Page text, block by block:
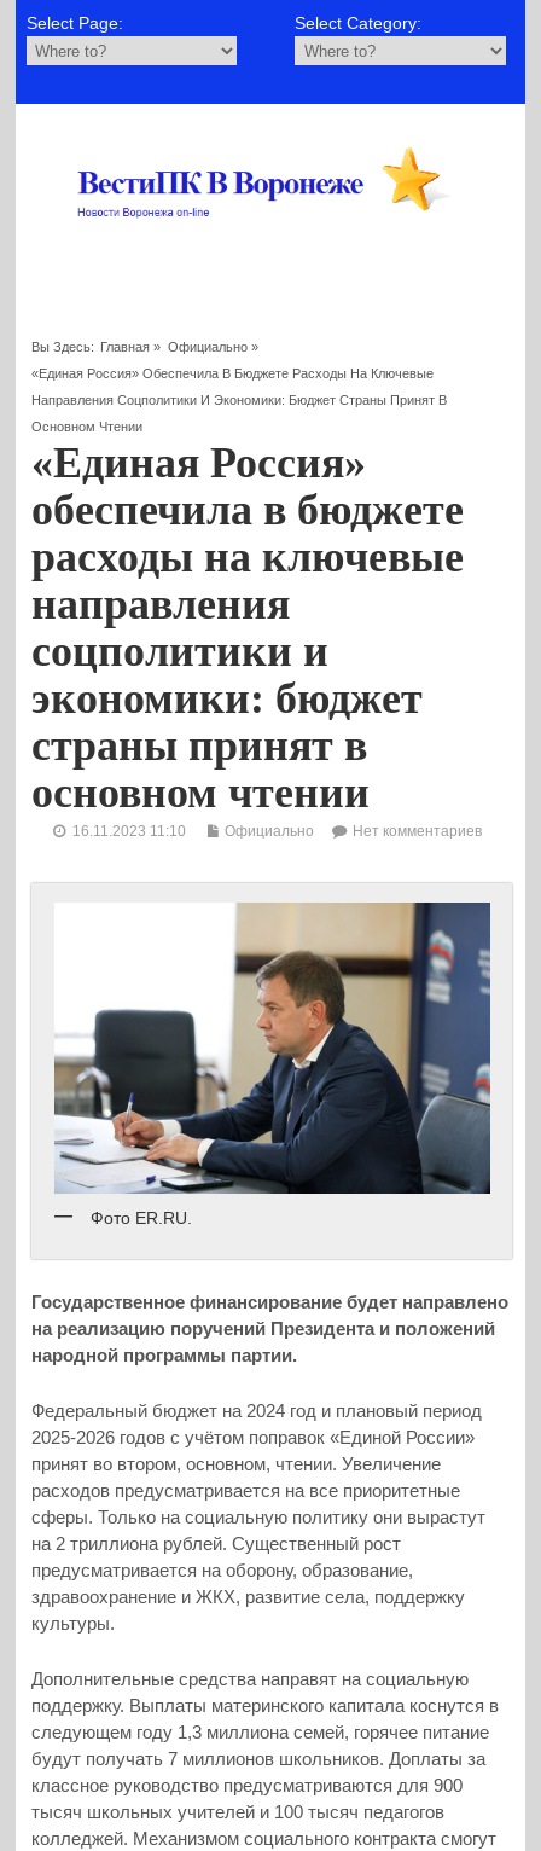
Select Page: Select Category:
Вы Здесь: Главная » Официально»
«Единая Россия» Обеспечила В Бюджете Расходы На Ключевые
Направления Соцполитики И Экономики: Бюджет Страны Принят В
Основном Чтении
«Единая Россия»
обеспечила в бюджете
расходы на ключевые
направления
соцполитики и
экономики: бюджет
страны принят в
основном чтении
16.11.2023 11:10 Официально Нет комментариев
Фото ER.RU.
Государственное финансирование будет направлено
на реализацию поручений Президента и положений
народной программы партии.
Федеральный бюджет на 2024 год и плановый период
2025-2026 годов с учётом поправок «Единой России»
принят во втором, основном, чтении. Увеличение
расходов предусматривается на все приоритетные
сферы. Только на социальную политику они вырастут
на 2 триллиона рублей. Существенный рост
предусматривается на оборону, образование,
здравоохранение и ЖКХ, развитие села, поддержку
культуры.
Дополнительные средства направят на социальную
поддержку. Выплаты материнского капитала коснутся в
следующем году 1,3 миллиона семей, горячее питание
будут получать 7 миллионов школьников. Доплаты за
классное руководство предусматриваются для 900
тысяч школьных учителей и 100 тысяч педагогов
колледжей. Механизмом социального контракта смогут